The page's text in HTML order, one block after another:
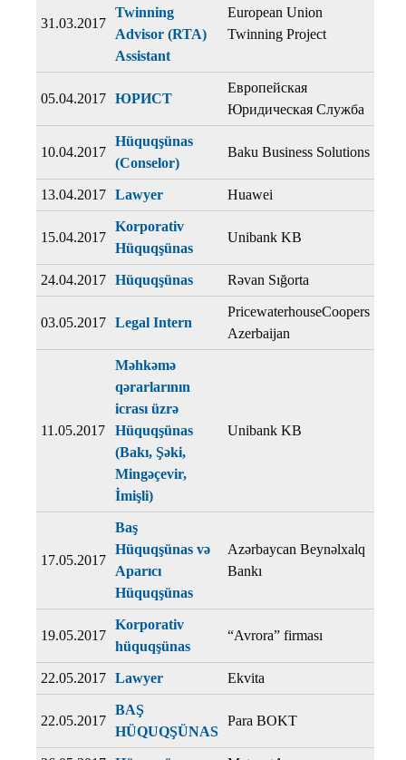
31.03.2017
Twinning
Advisor (RTA)
Assistant
European Union
Twinning Project
05.04.2017 ЮРИСТ
Европейская
Юридическая Служба
10.04.2017
Hüquqşünas
(Conselor)
Baku Business Solutions
13.04.2017 Lawyer Huawei
15.04.2017
Korporativ
Hüquqşünas
Unibank KB
24.04.2017 Hüquqşünas Rəvan Sığorta
03.05.2017 Legal Intern
PricewaterhouseCoopers
Azerbaijan
11.05.2017
Məhkəmə
qərarlarının
icrası üzrə
Hüquqşünas
(Bakı, Şəki,
Mingəçevir,
İmişli)
Unibank KB
17.05.2017
Baş
Hüquqşünas və
Aparıcı
Hüquqşünas
Azərbaycan Beynəlxalq
Bankı
19.05.2017
Korporativ
hüquqşünas
“Avrora” firması
22.05.2017 Lawyer Ekvita
22.05.2017
BAŞ
HÜQUQŞÜNAS
Para BOKT